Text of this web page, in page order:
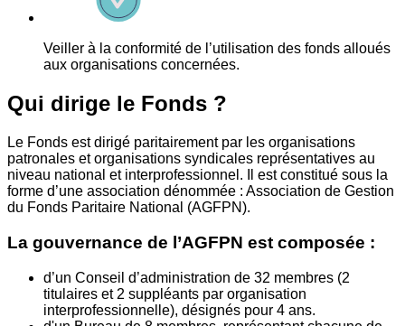
Veiller à la conformité de l’utilisation des fonds alloués
aux organisations concernées.
Qui dirige le Fonds ?
Le Fonds est dirigé paritairement par les organisations
patronales et organisations syndicales représentatives au
niveau national et interprofessionnel. Il est constitué sous la
forme d’une association dénommée : Association de Gestion
du Fonds Paritaire National (AGFPN).
La gouvernance de l’AGFPN est composée :
d’un Conseil d’administration de 32 membres (2
titulaires et 2 suppléants par organisation
interprofessionnelle), désignés pour 4 ans.